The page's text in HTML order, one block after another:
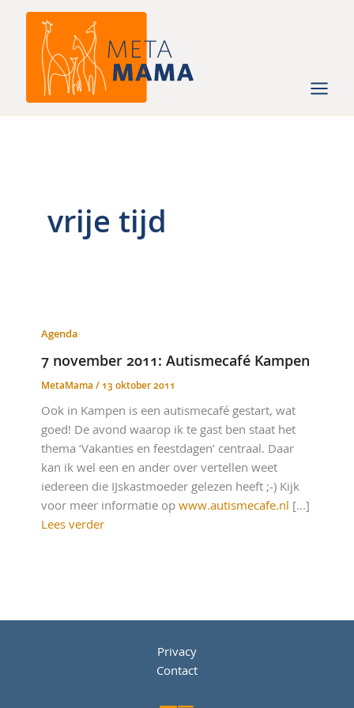
vrije tijd
Agenda
7 november 2011: Autismecafé Kampen
MetaMama/13 oktober 2011
Ook in Kampen is een autismecafé gestart, wat
goed! De avond waarop ik te gast ben staat het
thema ‘Vakanties en feestdagen’ centraal. Daar
kan ik wel een en ander over vertellen weet
iedereen die IJskastmoeder gelezen heeft ;-) Kijk
voor meer informatie opwww.autismecafe.nl [...]
Lees verder
Privacy
Contact